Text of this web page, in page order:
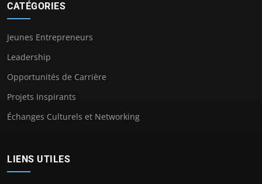
CATÉGORIES
Jeunes Entrepreneurs
Leadership
Opportunités de Carrière
Projets Inspirants
Échanges Culturels et Networking
LIENS UTILES